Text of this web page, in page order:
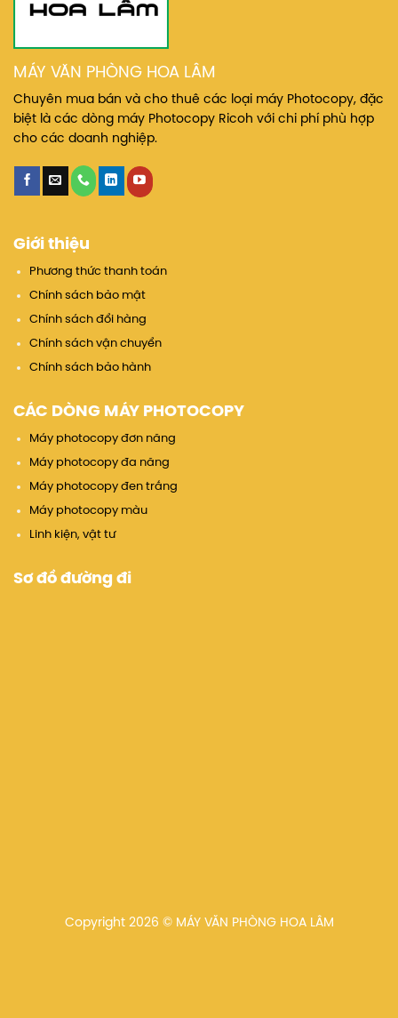
MÁY VĂN PHÒNG HOA LÂM
Chuyên mua bán và cho thuê các loại máy Photocopy, đặc
biệt là các dòng máy Photocopy Ricoh với chi phí phù hợp
cho các doanh nghiệp.
Giới thiệu
Phương thức thanh toán
Chính sách bảo mật
Chính sách đổi hàng
Chính sách vận chuyển
Chính sách bảo hành
CÁC DÒNG MÁY PHOTOCOPY
Máy photocopy đơn năng
Máy photocopy đa năng
Máy photocopy đen trắng
Máy photocopy màu
Linh kiện, vật tư
Sơ đồ đường đi
Copyright 2026 © MÁY VĂN PHÒNG HOA LÂM